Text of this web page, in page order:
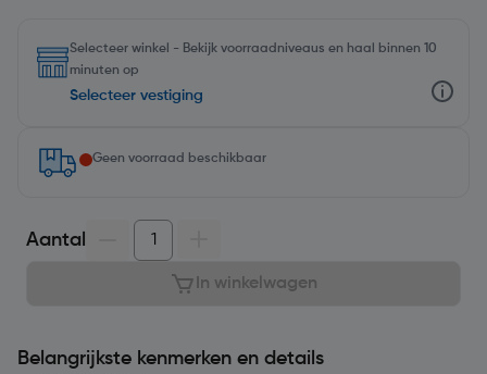
Selecteer winkel - Bekijk voorraadniveaus en haal binnen 10
minuten op
Selecteer vestiging
Geen voorraad beschikbaar
Aantal
In winkelwagen
Belangrijkste kenmerken en details